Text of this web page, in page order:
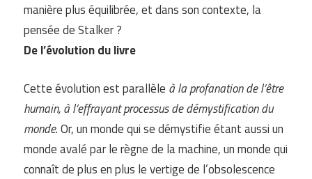
manière plus équilibrée, et dans son contexte, la
pensée de Stalker ?
De l’évolution du livre
Cette évolution est parallèle à la profanation de l’être
humain, à l’effrayant processus de démystification du
monde. Or, un monde qui se démystifie étant aussi un
monde avalé par le règne de la machine, un monde qui
connaît de plus en plus le vertige de l’obsolescence